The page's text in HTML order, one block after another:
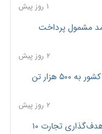
۱ روز پیش
مشمول پرداخت
۲ روز پیش
پیش‌بینی افزایش تولید برنج؛ نیاز وارداتی کشور به ۵۰۰ هزار تن
۲ روز پیش
امضای تفاهم‌نامه تجاری ایران و پاکستان؛ هدف‌گذاری تجارت ۱۰